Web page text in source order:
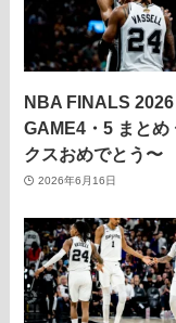
NBA FINALS 2026
GAME4・5 まとめ
クスおめでとう〜
2026年6月16日